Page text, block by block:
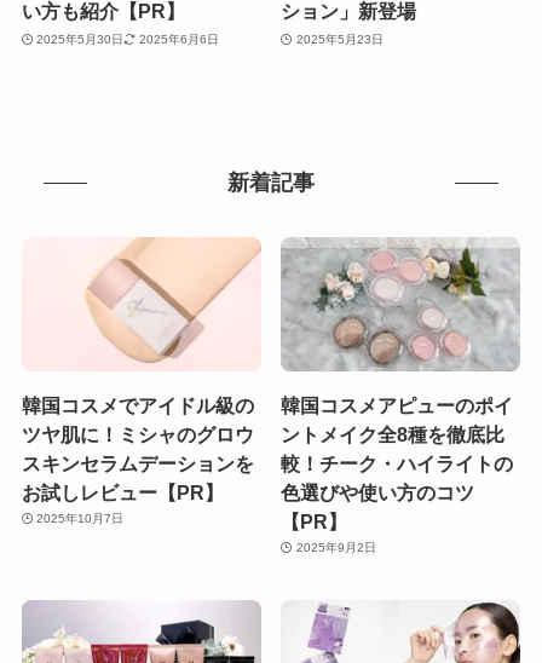
い方も紹介【PR】
2025年5月30日 2025年6月6日
ション」新登場
2025年5月23日
新着記事
韓国コスメでアイドル級の
ツヤ肌に！ミシャのグロウ
スキンセラムデーションを
お試しレビュー【PR】
2025年10月7日
韓国コスメアピューのポイ
ントメイク全8種を徹底比
較！チーク・ハイライトの
色選びや使い方のコツ
【PR】
2025年9月2日